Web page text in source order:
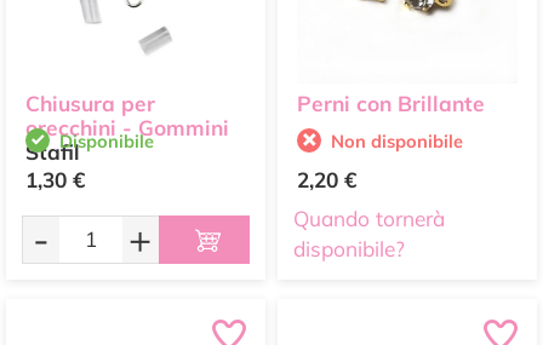
Chiusura per
orecchini - Gommini
StafilDisponibile
1,30 €
- +
Perni con Brillante
Non disponibile
2,20 €
Quando tornerà
disponibile?